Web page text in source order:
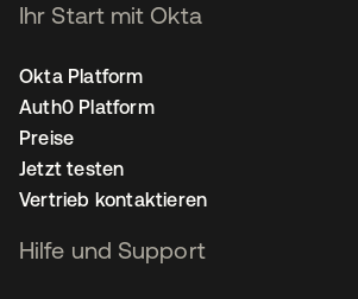
Ihr Start mit Okta
Okta Platform
Auth0 Platform
Preise
Jetzt testen
Vertrieb kontaktieren
Hilfe und Support